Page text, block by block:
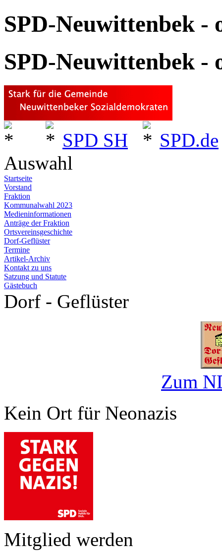
SPD-Neuwittenbek -
SPD-Neuwittenbek -
SPD SH
SPD.de
Auswahl
Startseite
Vorstand
Fraktion
Kommunalwahl 2023
Medieninformationen
Anträge der Fraktion
Ortsvereinsgeschichte
Dorf-Geflüster
Termine
Artikel-Archiv
Kontakt zu uns
Satzung und Statute
Gästebuch
Dorf - Geflüster
Zum
Kein Ort für Neonazis
Mitglied werden